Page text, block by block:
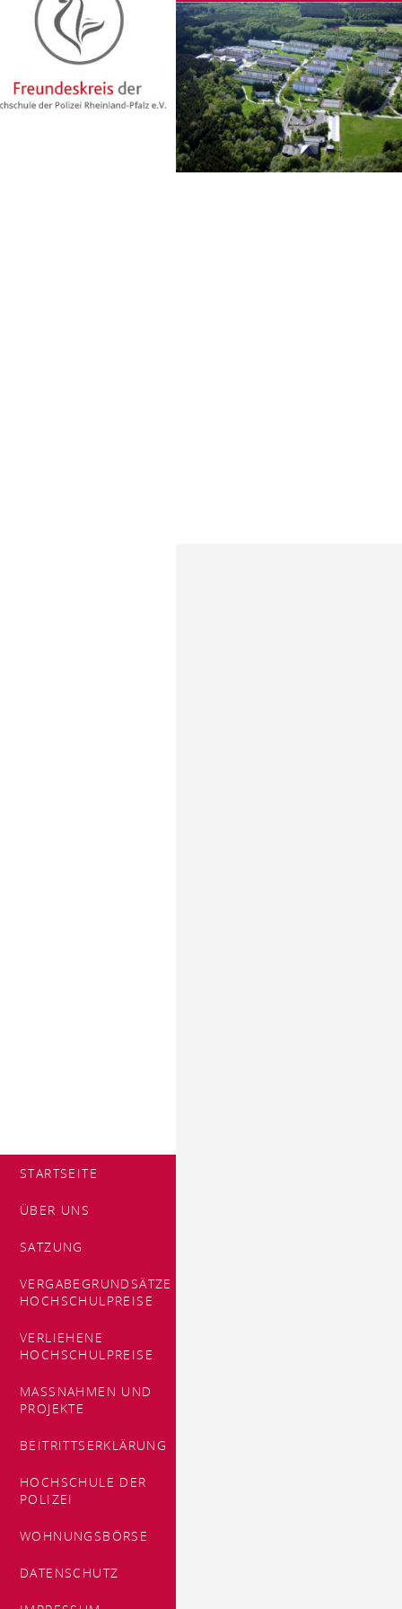
STARTSEITE
ÜBER UNS
SATZUNG
VERGABEGRUNDSÄTZE
HOCHSCHULPREISE
VERLIEHENE
HOCHSCHULPREISE
MASSNAHMEN UND P
ROJEKTE
BEITRITTSERKLÄRUNG
HOCHSCHULE DER
POLIZEI
WOHNUNGSBÖRSE
DATENSCHUTZ